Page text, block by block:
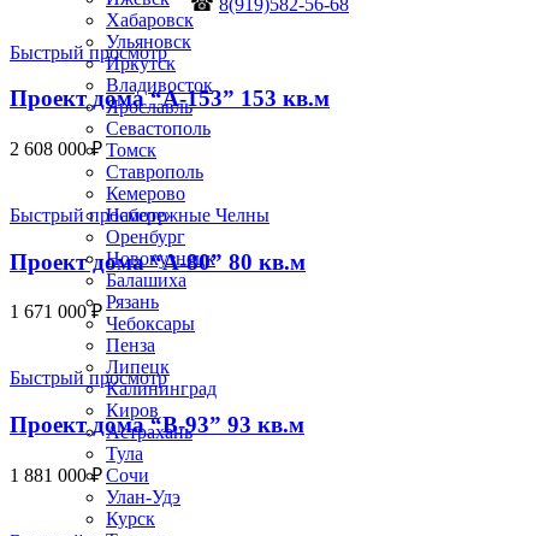
Хабаровск
Ульяновск
Иркутск
Владивосток
Ярославль
Севастополь
Томск
Ставрополь
Кемерово
Набережные Челны
Оренбург
Новокузнецк
Балашиха
Рязань
Чебоксары
Пенза
Липецк
Калининград
Киров
Астрахань
Тула
Сочи
Улан-Удэ
Курск
☎ 8(919)582-56-68
Быстрый просмотр
Проект дома “А-153” 153 кв.м
2 608 000₽
Быстрый просмотр
Проект дома “А-80” 80 кв.м
1 671 000₽
Быстрый просмотр
Проект дома “В-93” 93 кв.м
1 881 000₽